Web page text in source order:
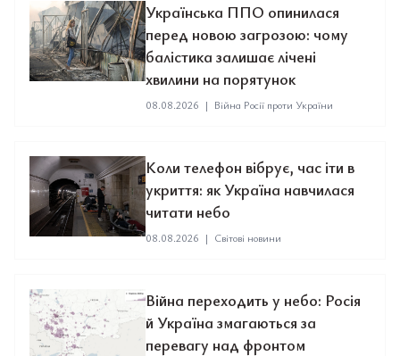
Українська ППО опинилася
перед новою загрозою: чому
балістика залишає лічені
хвилини на порятунок
08.08.2026 | Війна Росії проти України
Коли телефон вібрує, час іти в
укриття: як Україна навчилася
читати небо
08.08.2026 | Світові новини
Війна переходить у небо: Росія
й Україна змагаються за
перевагу над фронтом